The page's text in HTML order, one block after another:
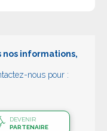
nos informations,
nous pour :
DEVENIR
PARTENAIRE